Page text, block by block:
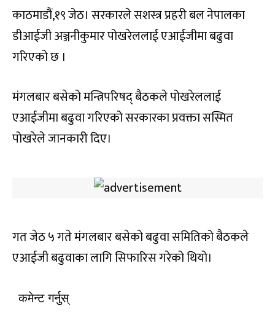
काठमाडौं,१९ जेठ। सरकारले सशस्त्र प्रहरी बल नेपालका
डीआईजी अञ्जनीकुमार पोखरेललाई एआईजीमा बढुवा
गरिएको छ ।
मंगलबार बसेको मन्त्रिपरिषद् बैठकले पोखरेललाई
एआईजीमा बढुवा गरिएको सरकारका प्रवक्ता सस्मित
पोखरेले जानकारी दिए।
गत जेठ ५ गते मंगलबार बसेको बढुवा समितिको बैठकले
एआईजी बढुवाका लागि सिफारिस गरेको थियो।
कमेन्ट गर्नुस्